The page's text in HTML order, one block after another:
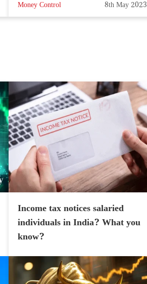
Money Control 8th May 2023
Income tax notices salaried
individuals in India? What you
know?